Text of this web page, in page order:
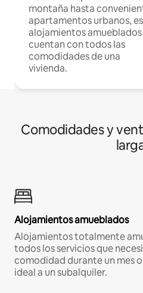
montaña hasta
apartamentos urbanos,
alojamientos amueblados
cuentan con todos las
comodidades de una
vivienda.
Comodidades y
Alojamientos amueblados
Alojamientos totalmente
todos los servicios que
comodidad durante un mes
ideal a un subalquiler.